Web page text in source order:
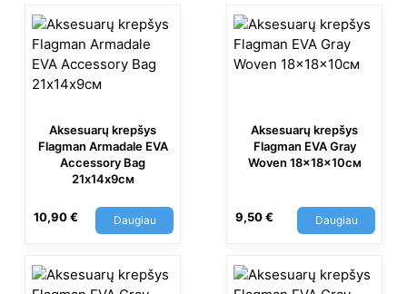
Aksesuarų krepšys
Flagman Armadale EVA
Accessory Bag
21х14х9см
10,90€ Daugiau
Aksesuarų krepšys
Flagman EVA Gray
Woven 18x18x10см
9,50€ Daugiau